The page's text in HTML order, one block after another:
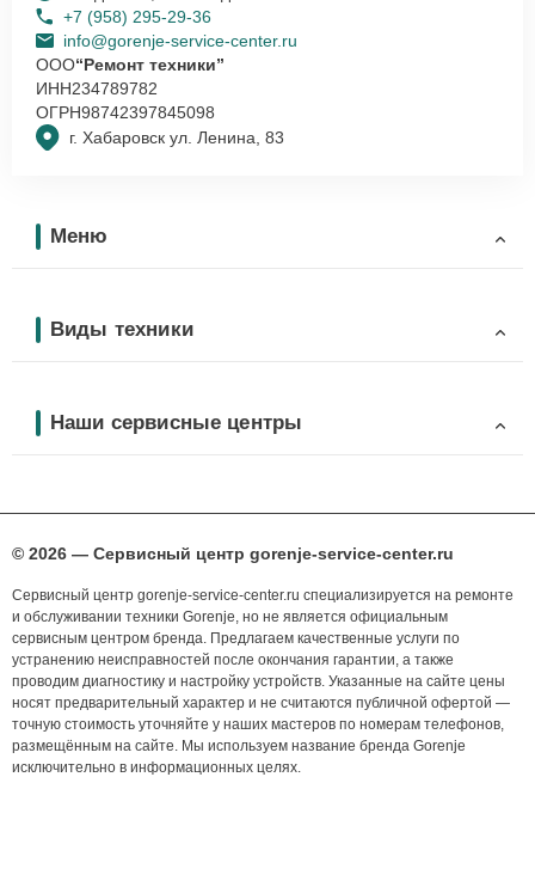
г. Хабаровск ул. Ленина, 83
+7 (958) 295-29-36
info@gorenje-service-center.ru
ООО“Ремонт техники”
ИНН234789782
ОГРН98742397845098
Меню
Виды техники
Наши сервисные центры
© 2026 — Сервисный центр gorenje-service-center.ru
Сервисный центр gorenje-service-center.ru специализируется на ремонте
и обслуживании техники Gorenje, но не является официальным
сервисным центром бренда. Предлагаем качественные услуги по
устранению неисправностей после окончания гарантии, а также
проводим диагностику и настройку устройств. Указанные на сайте цены
носят предварительный характер и не считаются публичной офертой —
точную стоимость уточняйте у наших мастеров по номерам телефонов,
размещённым на сайте. Мы используем название бренда Gorenje
исключительно в информационных целях.